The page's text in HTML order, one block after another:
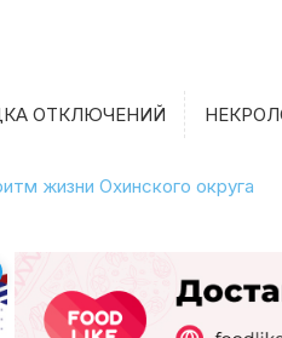
ОТКЛЮЧЕНИЙ
жизни Охинского округа